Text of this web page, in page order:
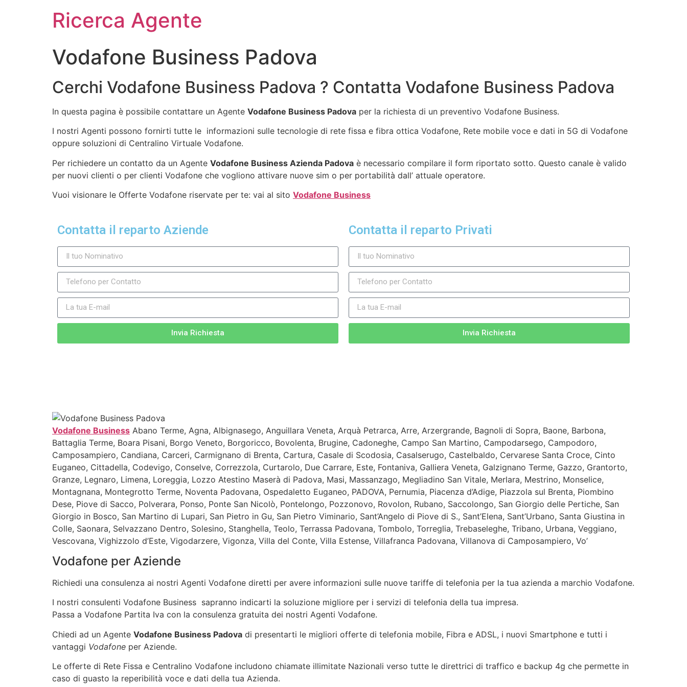
Ricerca Agente
Vodafone Business Padova
Cerchi Vodafone Business Padova ? Contatta Vodafone Business Padova
In questa pagina è possibile contattare un Agente Vodafone Business Padova per la richiesta di un preventivo Vodafone Business.
I nostri Agenti possono fornirti tutte le informazioni sulle tecnologie di rete fissa e fibra ottica Vodafone, Rete mobile voce e dati in 5G di Vodafone
oppure soluzioni di Centralino Virtuale Vodafone.
Per richiedere un contatto da un Agente Vodafone Business Azienda Padova è necessario compilare il form riportato sotto. Questo canale è valido
per nuovi clienti o per clienti Vodafone che vogliono attivare nuove sim o per portabilità dall’ attuale operatore.
Vuoi visionare le Offerte Vodafone riservate per te: vai al sito Vodafone Business
Contatta il reparto Aziende
Invia Richiesta
Contatta il reparto Privati
Invia Richiesta
Vodafone Business Abano Terme, Agna, Albignasego, Anguillara Veneta, Arquà Petrarca, Arre, Arzergrande, Bagnoli di Sopra, Baone, Barbona,
Battaglia Terme, Boara Pisani, Borgo Veneto, Borgoricco, Bovolenta, Brugine, Cadoneghe, Campo San Martino, Campodarsego, Campodoro,
Camposampiero, Candiana, Carceri, Carmignano di Brenta, Cartura, Casale di Scodosia, Casalserugo, Castelbaldo, Cervarese Santa Croce, Cinto
Euganeo, Cittadella, Codevigo, Conselve, Correzzola, Curtarolo, Due Carrare, Este, Fontaniva, Galliera Veneta, Galzignano Terme, Gazzo, Grantorto,
Granze, Legnaro, Limena, Loreggia, Lozzo Atestino Maserà di Padova, Masi, Massanzago, Megliadino San Vitale, Merlara, Mestrino, Monselice,
Montagnana, Montegrotto Terme, Noventa Padovana, Ospedaletto Euganeo, PADOVA, Pernumia, Piacenza d’Adige, Piazzola sul Brenta, Piombino
Dese, Piove di Sacco, Polverara, Ponso, Ponte San Nicolò, Pontelongo, Pozzonovo, Rovolon, Rubano, Saccolongo, San Giorgio delle Pertiche, San
Giorgio in Bosco, San Martino di Lupari, San Pietro in Gu, San Pietro Viminario, Sant’Angelo di Piove di S., Sant’Elena, Sant’Urbano, Santa Giustina in
Colle, Saonara, Selvazzano Dentro, Solesino, Stanghella, Teolo, Terrassa Padovana, Tombolo, Torreglia, Trebaseleghe, Tribano, Urbana, Veggiano,
Vescovana, Vighizzolo d’Este, Vigodarzere, Vigonza, Villa del Conte, Villa Estense, Villafranca Padovana, Villanova di Camposampiero, Vo’
Vodafone per Aziende
Richiedi una consulenza ai nostri Agenti Vodafone diretti per avere informazioni sulle nuove tariffe di telefonia per la tua azienda a marchio Vodafone.
I nostri consulenti Vodafone Business sapranno indicarti la soluzione migliore per i servizi di telefonia della tua impresa.
Passa a Vodafone Partita Iva con la consulenza gratuita dei nostri Agenti Vodafone.
Chiedi ad un Agente Vodafone Business Padova di presentarti le migliori offerte di telefonia mobile, Fibra e ADSL, i nuovi Smartphone e tutti i
vantaggi Vodafone per Aziende.
Le offerte di Rete Fissa e Centralino Vodafone includono chiamate illimitate Nazionali verso tutte le direttrici di traffico e backup 4g che permette in
caso di guasto la reperibilità voce e dati della tua Azienda.